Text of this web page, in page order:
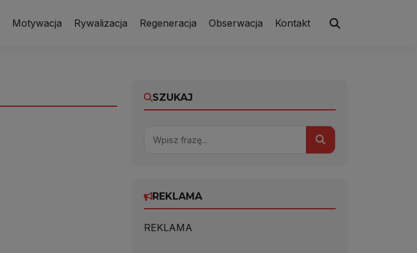
Motywacja Rywalizacja Regeneracja Obserwacja Kontakt
SZUKAJ
REKLAMA
REKLAMA